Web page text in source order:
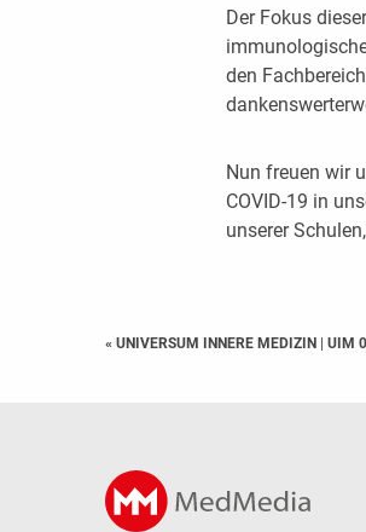
Der Fokus
den
Nun freuen wir
COVID-19 in
unserer
« UNIVERSUM INNERE MEDIZIN | UIM